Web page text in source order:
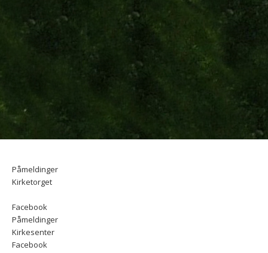
Påmeldinger
Kirketorget
Facebook
Påmeldinger
Kirkesenter
Facebook